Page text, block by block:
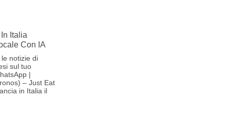
Italia
Con IA
notizie di
sul tuo
|
– Just Eat
in Italia il